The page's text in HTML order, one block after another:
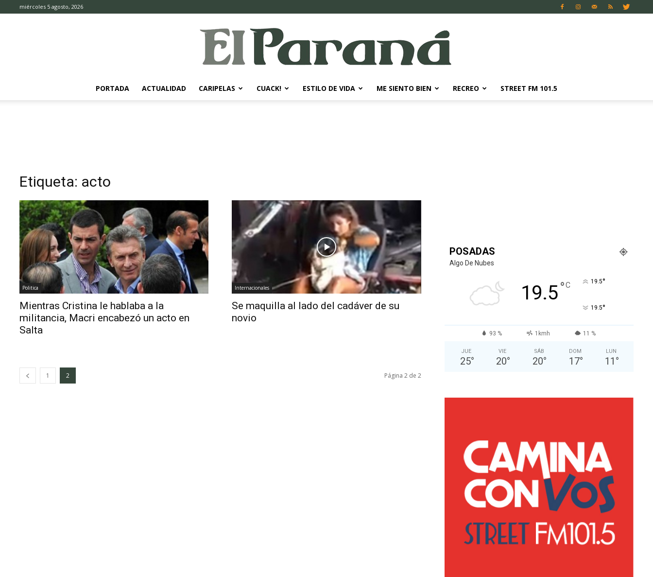
miércoles 5 agosto, 2026
Diario
PORTADA ACTUALIDAD CARIPELAS CUACK! ESTILO DE VIDA ME SIENTO BIEN RECREO STREET FM 101.5
Etiqueta: acto
Politica
Mientras Cristina le hablaba a la
militancia, Macri encabezó un acto en
Salta
Internacionales
Se maquilla al lado del cadáver de su
novio
1 2 Página 2 de 2
POSADAS
Algo De Nubes
19.5°C 19.5°
19.5°
93 % 1kmh 11 %
JUE
25°
VIE
20°
SÁB
20°
DOM
17°
LUN
11 °